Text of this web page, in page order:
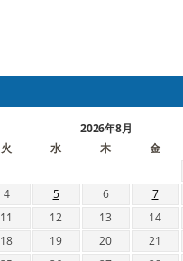
2026年8月
火 水 木 金
4 5 6 7
11 12 13 14
18 19 20 21